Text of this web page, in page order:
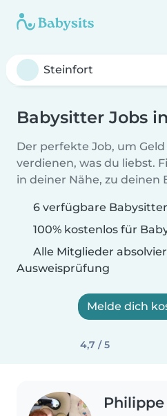
Babysitter Jobs
Der perfekte Job, um
verdienen, was du liebst.
in deiner Nähe, zu deinen
6 verfügbare
100% kostenlos für
Alle Mitglieder
Ausweisprüfung
Melde dich
4,7 / 5
Philippe